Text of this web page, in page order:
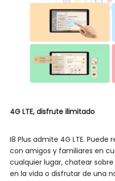
4G LTE, disfrute ilimitado
I8 Plus admite 4G LTE. Puede
con amigos y familiares en
cualquier lugar, chatear
en la vida o disfrutar de una